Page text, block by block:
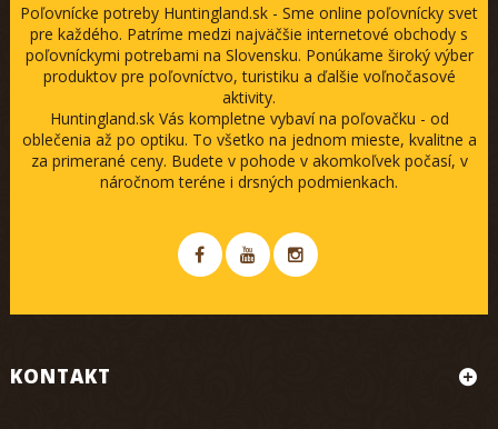
Poľovnícke potreby Huntingland.sk - Sme online poľovnícky svet
pre každého. Patríme medzi najväčšie internetové obchody s
poľovníckymi potrebami na Slovensku. Ponúkame široký výber
produktov pre poľovníctvo, turistiku a ďalšie voľnočasové
aktivity.
Huntingland.sk Vás kompletne vybaví na poľovačku - od
oblečenia až po optiku. To všetko na jednom mieste, kvalitne a
za primerané ceny. Budete v pohode v akomkoľvek počasí, v
náročnom teréne i drsných podmienkach.
KONTAKT